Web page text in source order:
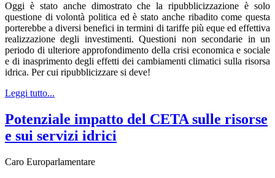
Oggi è stato anche dimostrato che la ripubblicizzazione è solo
questione di volontà politica ed è stato anche ribadito come questa
porterebbe a diversi benefici in termini di tariffe più eque ed effettiva
realizzazione degli investimenti. Questioni non secondarie in un
periodo di ulteriore approfondimento della crisi economica e sociale
e di inasprimento degli effetti dei cambiamenti climatici sulla risorsa
idrica. Per cui ripubblicizzare si deve!
Leggi tutto...
Potenziale impatto del CETA sulle risorse
e sui servizi idrici
Caro Europarlamentare